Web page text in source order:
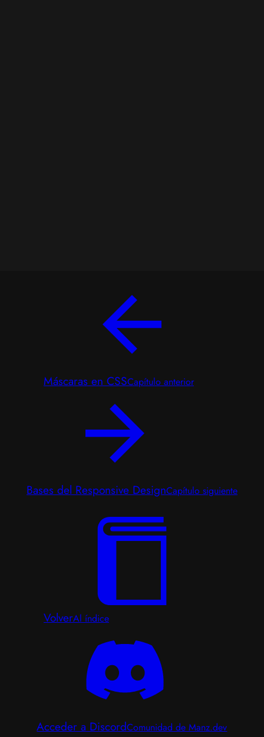
Máscaras en CSSCapítulo anterior
Bases del Responsive DesignCapítulo siguiente
VolverAl índice
Acceder a DiscordComunidad de Manz.dev